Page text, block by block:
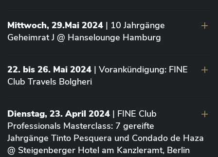
Mittwoch, 29.Mai 2024 | 10 Jahrgänge
Geheimrat J @ Hanselounge Hamburg
22. bis 26. Mai 2024 | Vorankündigung: FINE
Club Travels Bolgheri
Dienstag, 23. April 2024 | FINE Club
Professionals Masterclass: 7 gereifte
Jahrgänge Tinto Pesquera und Condado de Haza
@ Steigenberger Hotel am Kanzleramt, Berlin